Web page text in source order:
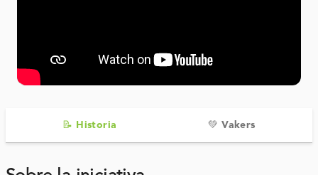
📝 Historia 💚 Vakers